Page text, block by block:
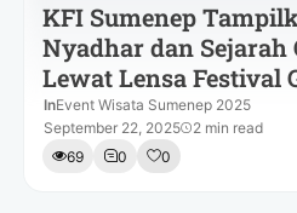
KFI Sumenep
Nyadhar dan Sejarah
Lewat Lensa Festival
InEvent Wisata Sumenep 2025
September 22, 2025
2 min read
69
0 0